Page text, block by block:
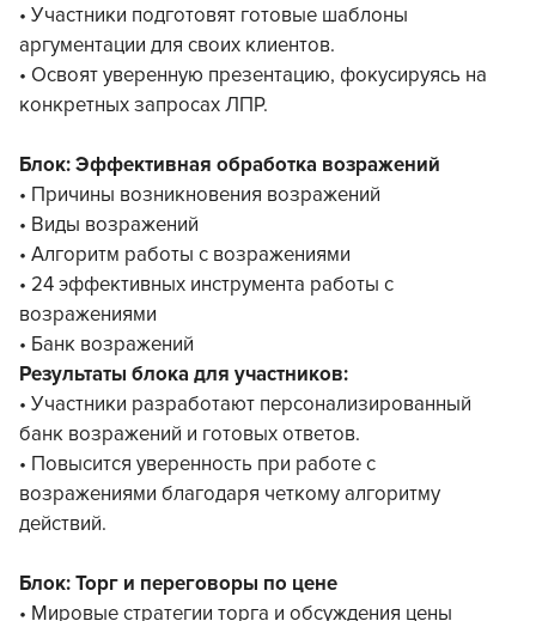
• Участники подготовят готовые шаблоны
аргументации для своих клиентов.
• Освоят уверенную презентацию, фокусируясь на
конкретных запросах ЛПР.
Блок: Эффективная обработка возражений
• Причины возникновения возражений
• Виды возражений
• Алгоритм работы с возражениями
• 24 эффективных инструмента работы с
возражениями
• Банк возражений
Результаты блока для участников:
• Участники разработают персонализированный
банк возражений и готовых ответов.
• Повысится уверенность при работе с
возражениями благодаря четкому алгоритму
действий.
Блок: Торг и переговоры по цене
• Мировые стратегии торга и обсуждения цены